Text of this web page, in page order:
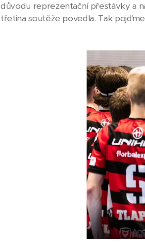
důvodu reprezentační přestávky a
třetina soutěže povedla. Tak